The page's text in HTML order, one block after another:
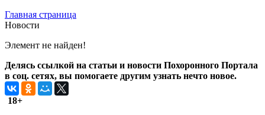
Главная страница
Новости
Элемент не найден!
Делясь ссылкой на статьи и новости Похоронного Портала
в соц. сетях, вы помогаете другим узнать нечто новое.
18+